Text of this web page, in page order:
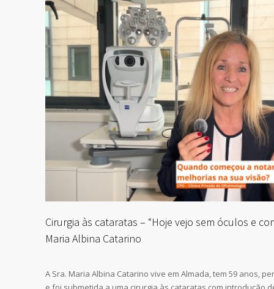
Cirurgia às cataratas – “Hoje vejo sem óculos e
Maria Albina Catarino
A Sra. Maria Albina Catarino vive em Almada, tem 59 anos,